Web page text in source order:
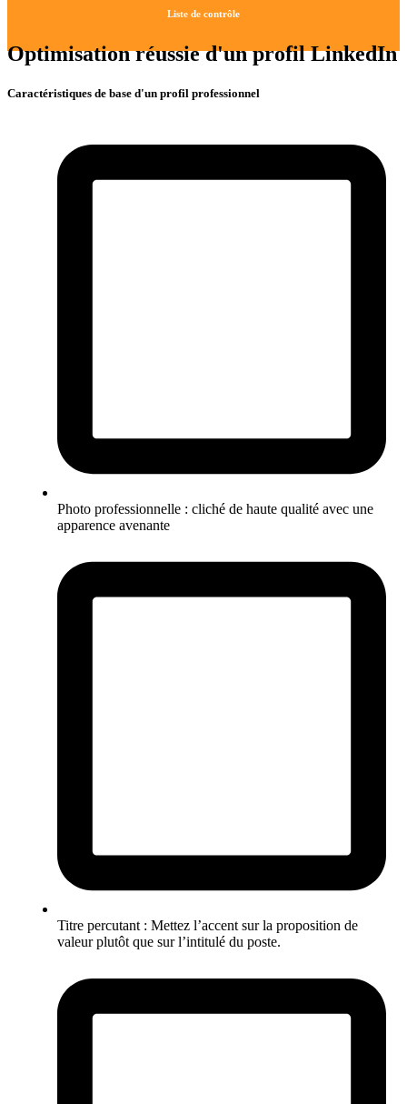
Liste de contrôle
Optimisation réussie d'un profil LinkedIn
Caractéristiques de base d'un profil professionnel
Photo professionnelle : cliché de haute qualité avec une
apparence avenante
Titre percutant : Mettez l’accent sur la proposition de
valeur plutôt que sur l’intitulé du poste.